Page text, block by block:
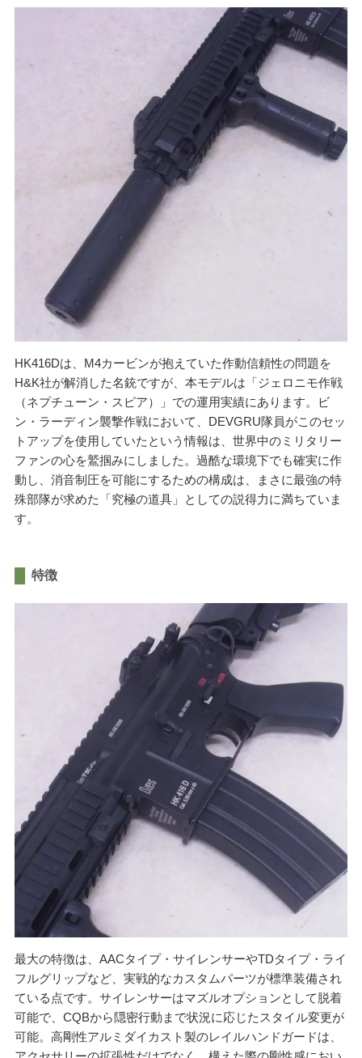
かんたんLINE相談
お申込みフォーム
HK416Dは、M4カービンが抱えていた作動信頼性の問題を
H&K社が解消した名銃ですが、本モデルは「ジェロニモ作戦
（ネプチューン・スピア）」での運用実績にあります。ビ
ン・ラーディン襲撃作戦において、DEVGRU隊員がこのセッ
トアップを使用していたという情報は、世界中のミリタリー
ファンの心を鷲掴みにしました。過酷な環境下でも確実に作
動し、消音制圧を可能にするための構成は、まさに最強の特
殊部隊が求めた「究極の道具」としての説得力に満ちていま
す。
特徴
最大の特徴は、AACタイプ・サイレンサーやTDタイプ・ライ
フルグリップなど、実戦的なカスタムパーツが標準装備され
ている点です。サイレンサーはマズルオプションとして脱着
可能で、CQBから隠密行動まで状況に応じたスタイル変更が
可能。高剛性アルミダイカスト製のレイルハンドガードは、